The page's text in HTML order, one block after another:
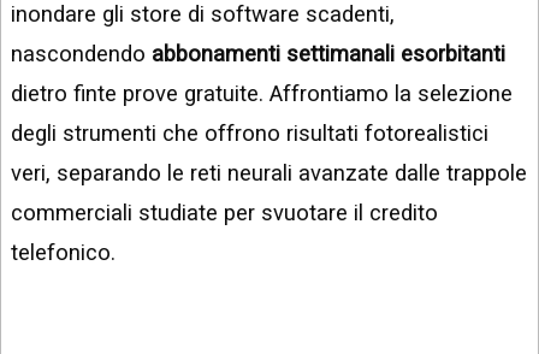
APPS
TECNOLOGIA
STRUMENTI
WEB
inondare gli store di software scadenti,
nascondendo abbonamenti settimanali esorbitanti
dietro finte prove gratuite. Affrontiamo la selezione
degli strumenti che offrono risultati fotorealistici
veri, separando le reti neurali avanzate dalle trappole
commerciali studiate per svuotare il credito
telefonico.